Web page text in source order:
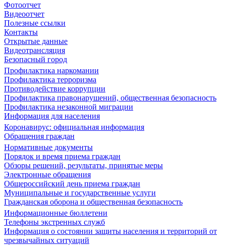
Фотоотчет
Видеоотчет
Полезные ссылки
Контакты
Открытые данные
Видеотрансляция
Безопасный город
Профилактика наркомании
Профилактика терроризма
Противодействие коррупции
Профилактика правонарушений, общественная безопасность
Профилактика незаконной миграции
Информация для населения
Коронавирус: официальная информация
Обращения граждан
Нормативные документы
Порядок и время приема граждан
Обзоры решений, результаты, принятые меры
Электронные обращения
Общероссийский день приема граждан
Муниципальные и государственные услуги
Гражданская оборона и общественная безопасность
Информационные бюллетени
Телефоны экстренных служб
Информация о состоянии защиты населения и территорий от
чрезвычайных ситуаций